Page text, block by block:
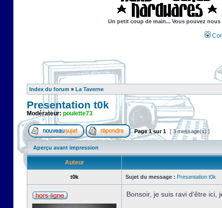
Un petit coup de main... Vous pouvez
Index du forum » La Taverne
Presentation t0k
Modérateur: poulette73
Page1sur1 [ 3 message(s) ]
Aperçu avant impression
Auteur
t0k Sujet du message : Presentation t0k
Bonsoir, je suis ravi d'être ici,